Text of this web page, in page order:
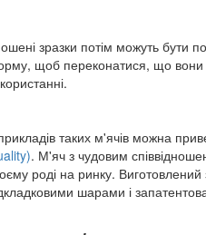
зразки потім можуть бути
щоб переконатися, що вони
таких м'ячів можна
. М'яч з чудовим
роді на ринку.
шарами і